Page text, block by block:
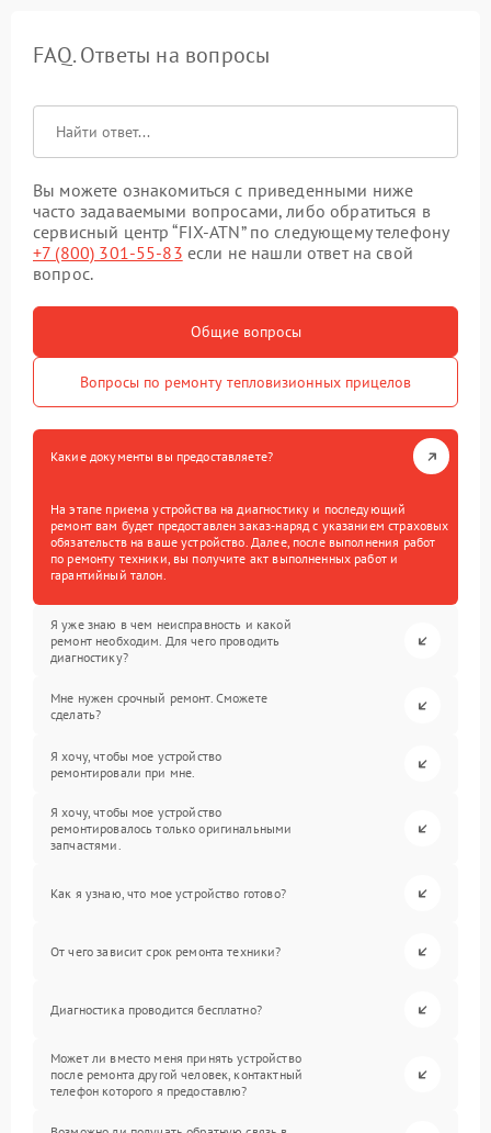
FAQ. Ответы на вопросы
Вы можете ознакомиться с приведенными ниже
часто задаваемыми вопросами, либо обратиться в
сервисный центр “FIX-ATN” по следующему телефону
+7 (800) 301-55-83 если не нашли ответ на свой
вопрос.
Общие вопросы
Вопросы по ремонту тепловизионных прицелов
Какие документы вы предоставляете?
На этапе приема устройства на диагностику и последующий
ремонт вам будет предоставлен заказ-наряд с указанием страховых
обязательств на ваше устройство. Далее, после выполнения работ
по ремонту техники, вы получите акт выполненных работ и
гарантийный талон.
Я уже знаю в чем неисправность и какой
ремонт необходим. Для чего проводить
диагностику?
Мне нужен срочный ремонт. Сможете
сделать?
Я хочу, чтобы мое устройство
ремонтировали при мне.
Я хочу, чтобы мое устройство
ремонтировалось только оригинальными
запчастями.
Как я узнаю, что мое устройство готово?
От чего зависит срок ремонта техники?
Диагностика проводится бесплатно?
Может ли вместо меня принять устройство
после ремонта другой человек, контактный
телефон которого я предоставлю?